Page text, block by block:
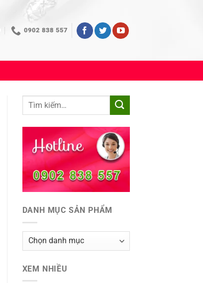
0902 838 557
DANH MỤC SẢN PHẨM
XEM NHIỀU